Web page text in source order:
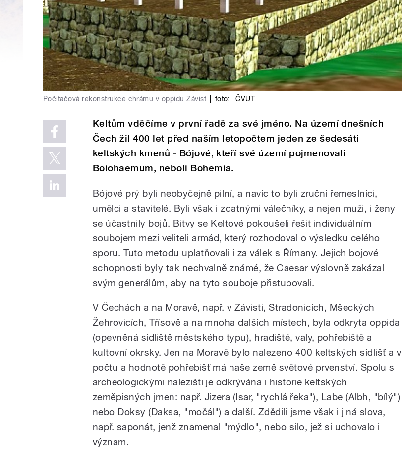
Počítačová rekonstrukce chrámu v oppidu Závist foto: ČVUT
Keltům vděčíme v první řadě za své jméno. Na území dnešních
Čech žil 400 let před naším letopočtem jeden ze šedesáti
keltských kmenů - Bójové, kteří své území pojmenovali
Boiohaemum, neboli Bohemia.
Bójové prý byli neobyčejně pilní, a navíc to byli zruční řemeslníci,
umělci a stavitelé. Byli však i zdatnými válečníky, a nejen muži, i ženy
se účastnily bojů. Bitvy se Keltové pokoušeli řešit individuálním
soubojem mezi veliteli armád, který rozhodoval o výsledku celého
sporu. Tuto metodu uplatňovali i za válek s Římany. Jejich bojové
schopnosti byly tak nechvalně známé, že Caesar výslovně zakázal
svým generálům, aby na tyto souboje přistupovali.
V Čechách a na Moravě, např. v Závisti, Stradonicích, Mšeckých
Žehrovicích, Třísově a na mnoha dalších místech, byla odkryta oppida
(opevněná sídliště městského typu), hradiště, valy, pohřebiště a
kultovní okrsky. Jen na Moravě bylo nalezeno 400 keltských sídlišť a v
počtu a hodnotě pohřebišť má naše země světové prvenství. Spolu s
archeologickými nalezišti je odkrývána i historie keltských
zeměpisných jmen: např. Jizera (Isar, "rychlá řeka"), Labe (Albh, "bílý")
nebo Doksy (Daksa, "močál") a další. Zdědili jsme však i jiná slova,
např. saponát, jenž znamenal "mýdlo", nebo silo, jež si uchovalo i
význam.